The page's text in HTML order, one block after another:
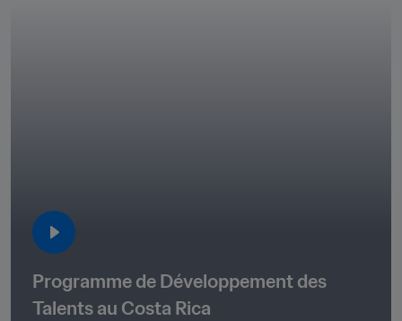
Programme de Développement des
Talents au Costa Rica